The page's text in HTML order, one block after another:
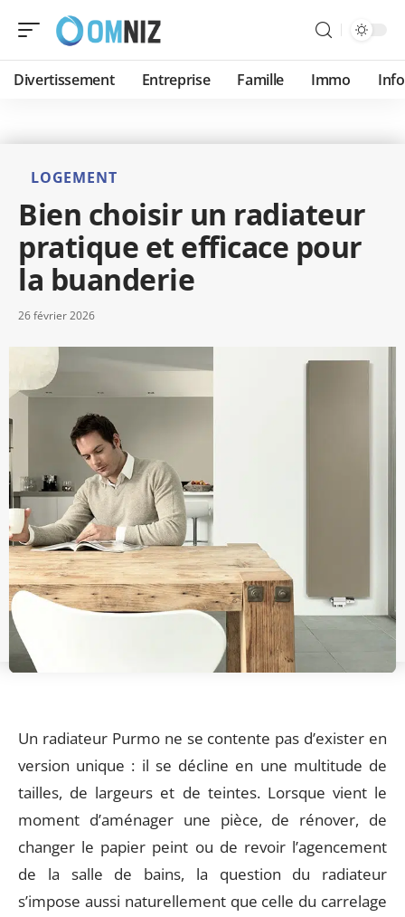
Divertissement Entreprise Famille Immo
LOGEMENT
Bien choisir un radiateur
pratique et efficace pour
la buanderie
26 février 2026
Un radiateur Purmo ne se contente pas d’exister en
version unique : il se décline en une multitude de
tailles, de largeurs et de teintes. Lorsque vient le
moment d’aménager une pièce, de rénover, de
changer le papier peint ou de revoir l’agencement
de la salle de bains, la question du radiateur
s’impose aussi naturellement que celle du carrelage